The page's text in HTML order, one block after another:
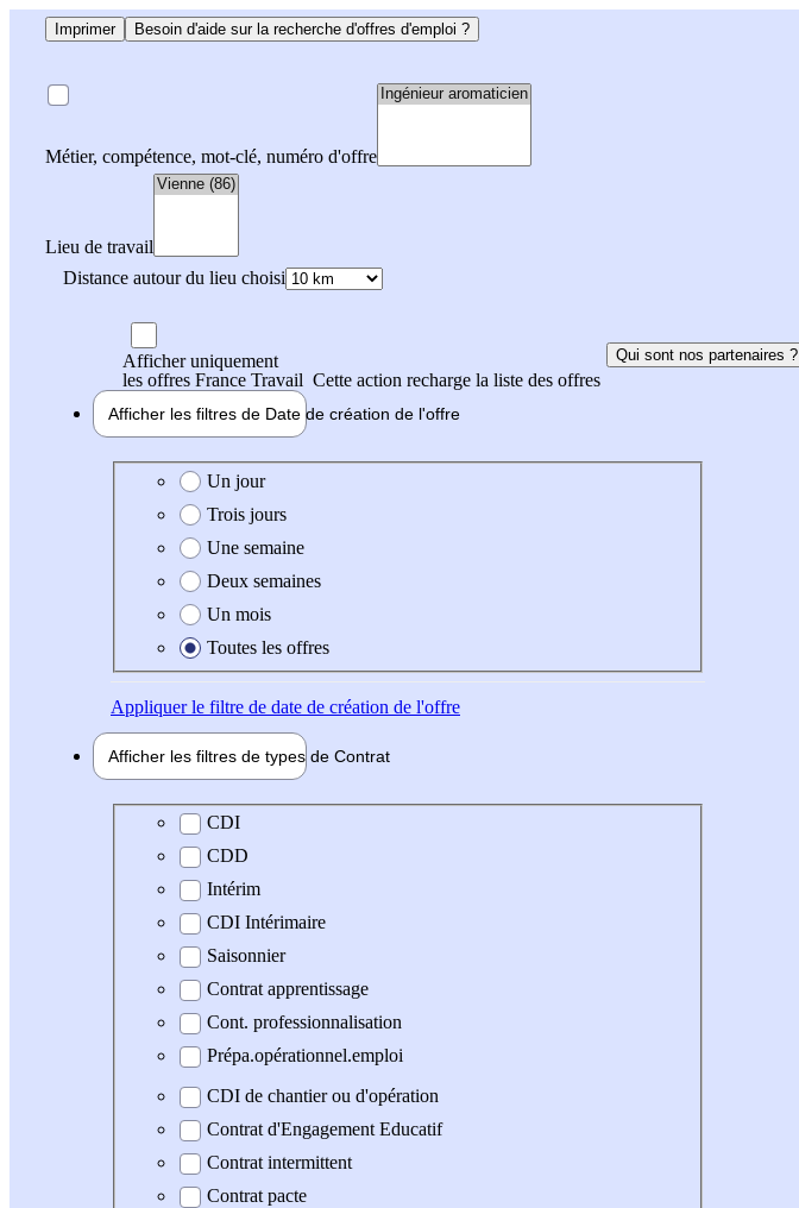
Imprimer Besoin d'aide sur la recherche d'offres d'emploi ?
Métier, compétence, mot-clé, numéro d'offre
Lieu de travail
Distance autour du lieu choisi
Afficher uniquement
les offres France Travail Cette action recharge la liste des offres
Qui sont nos partenaires ?
Afficher les filtres de Date de création de l'offre
Date de création de l'offre
Un jour
Trois jours
Une semaine
Deux semaines
Un mois
Toutes les offres
Appliquerle filtre de date de création de l'offre
Afficher les filtres de types de Contrat
Type de contrat
CDI
CDD
Intérim
CDI Intérimaire
Saisonnier
Contrat apprentissage
Cont. professionnalisation
Prépa.opérationnel.emploi
CDI de chantier ou d'opération
Contrat d'Engagement Educatif
Contrat intermittent
Contrat pacte